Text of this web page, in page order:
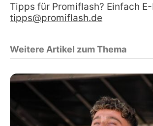
Tipps für Promiflash? Einfach
tipps@promiflash.de
Weitere Artikel zum Thema